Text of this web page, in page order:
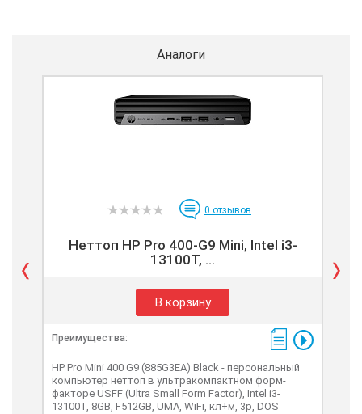
Аналоги
0 отзывов
Неттоп HP Pro 400-G9 Mini, Intel i3-
13100T, ...
В корзину
Преимущества:
HP Pro Mini 400 G9 (885G3EA) Black - персональный
компьютер неттоп в ультракомпактном форм-
факторе USFF (Ultra Small Form Factor), Intel i3-
13100T, 8GB, F512GB, UMA, WiFi, кл+м, 3р, DOS